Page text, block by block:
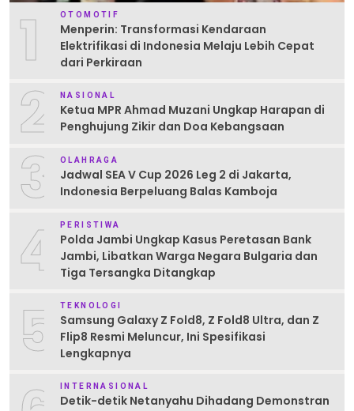
1 OTOMOTIF
Menperin: Transformasi Kendaraan
Elektrifikasi di Indonesia Melaju Lebih Cepat
dari Perkiraan
2 NASIONAL
Ketua MPR Ahmad Muzani Ungkap Harapan di
Penghujung Zikir dan Doa Kebangsaan
3 OLAHRAGA
Jadwal SEA V Cup 2026 Leg 2 di Jakarta,
Indonesia Berpeluang Balas Kamboja
4 PERISTIWA
Polda Jambi Ungkap Kasus Peretasan Bank
Jambi, Libatkan Warga Negara Bulgaria dan
Tiga Tersangka Ditangkap
5 TEKNOLOGI
Samsung Galaxy Z Fold8, Z Fold8 Ultra, dan Z
Flip8 Resmi Meluncur, Ini Spesifikasi
Lengkapnya
INTERNASIONAL
Detik-detik Netanyahu Dihadang Demonstran